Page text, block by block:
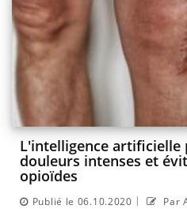
L'intelligence artificielle
douleurs intenses et
opioïdes
Publié le 06.10.2020 | Par